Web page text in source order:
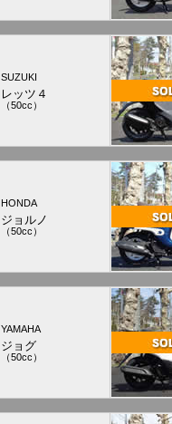
SUZUKI
レッツ４
（50cc）
HONDA
ジョルノ
（50cc）
YAMAHA
ジョグ
（50cc）